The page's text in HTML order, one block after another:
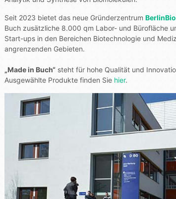
Seit 2023 bietet das neue Gründerzentrum
Buch zusätzliche 8.000 qm Labor- und Bürofläche
Start-ups in den Bereichen Biotechnologie und
angrenzenden Gebieten.
„Made in Buch“ steht für hohe Qualität und
Ausgewählte Produkte finden Sie hier.